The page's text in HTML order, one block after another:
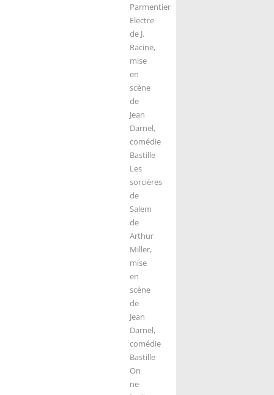
Parmentier
Electre
de J.
Racine,
mise
en
scène
de
Jean
Darnel,
comédie
Bastille
Les
sorcières
de
Salem
de
Arthur
Miller,
mise
en
scène
de
Jean
Darnel,
comédie
Bastille
On
ne